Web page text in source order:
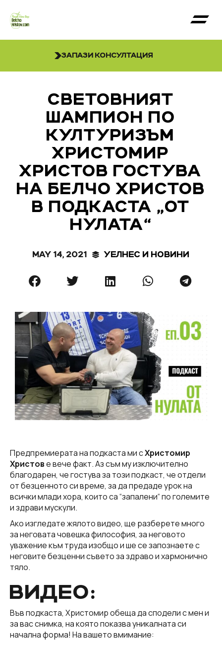
ЗАПАЗИ КОНСУЛТАЦИЯ
СВЕТОВНИЯТ
ШАМПИОН ПО
КУЛТУРИЗЪМ
ХРИСТОМИР
ХРИСТОВ ГОСТУВА
НА БЕЛЧО ХРИСТОВ
В ПОДКАСТА „ОТ
НУЛАТА“
MAY 14, 2021 УЕЛНЕС И НОВИНИ
Предпремиерата на подкаста ми сХристомир
Христове вече факт. Аз съм му изключително
благодарен, че гостува за този подкаст, че отдели
от безценното си време, за да предаде урок на
всички млади хора, които са “запалени“ по големите
и здрави мускули.
Ако изгледате жялото видео, ще разберете много
за неговата човешка философия, за неговото
уважение към труда изобщо и ше се запознаете с
неговите безценни съвето за здраво и хармонично
тяло.
ВИДЕО:
Във подкаста, Христомир обеща да сподели с мен и
за вас снимка, на която показва уникалната си
начална форма! На вашето вмимание: